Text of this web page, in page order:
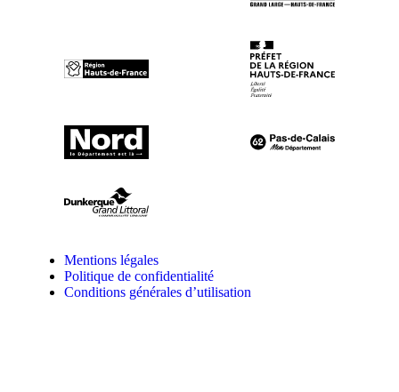
Mentions légales
Politique de confidentialité
Conditions générales d’utilisation